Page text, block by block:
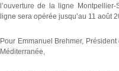
l’ouverture de la ligne
ligne sera opérée jusqu’au 11 août
Pour Emmanuel Brehmer,
Méditerranée,